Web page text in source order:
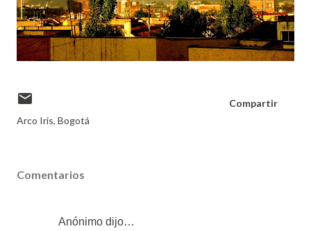
Arco Iris Bogotá
Compartir
Comentarios
Anónimo dijo…